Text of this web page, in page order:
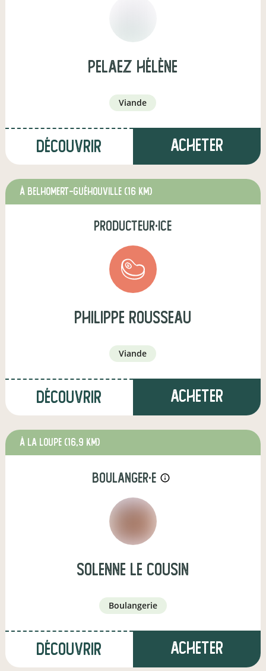
PELAEZ Hélène
viande
Découvrir Acheter
à Belhomert-Guéhouville (16 km)
producteur·ice
philippe rousseau
viande
Découvrir Acheter
à La Loupe (16,9 km)
boulanger·e info_outline
solenne le cousin
boulangerie
Découvrir Acheter